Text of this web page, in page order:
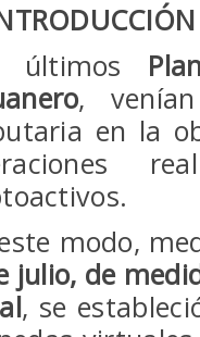
últimos
,
en la
modo,
julio, de
, se